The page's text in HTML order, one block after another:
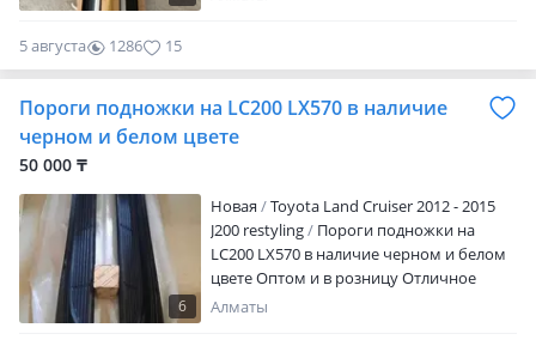
компании поездом индрайвером и т д
5 августа 1286 15
Пороги подножки на LC200 LX570 в наличие
черном и белом цвете
50 000 ₸
6
Новая
Toyota Land Cruiser 2012 - 2015
J200 restyling
Пороги подножки на
LC200 LX570 в наличие черном и белом
цвете Оптом и в розницу Отличное
качество В наличие на складе в г.
Алматы